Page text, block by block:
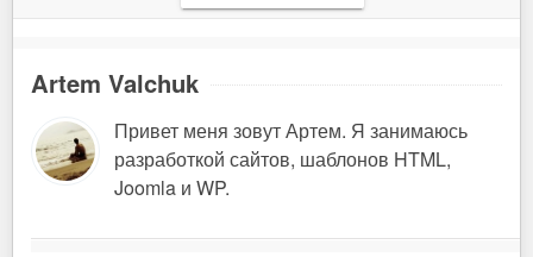
Artem Valchuk
Привет меня зовут Артем. Я занимаюсь
разработкой сайтов, шаблонов HTML,
Joomla и WP.